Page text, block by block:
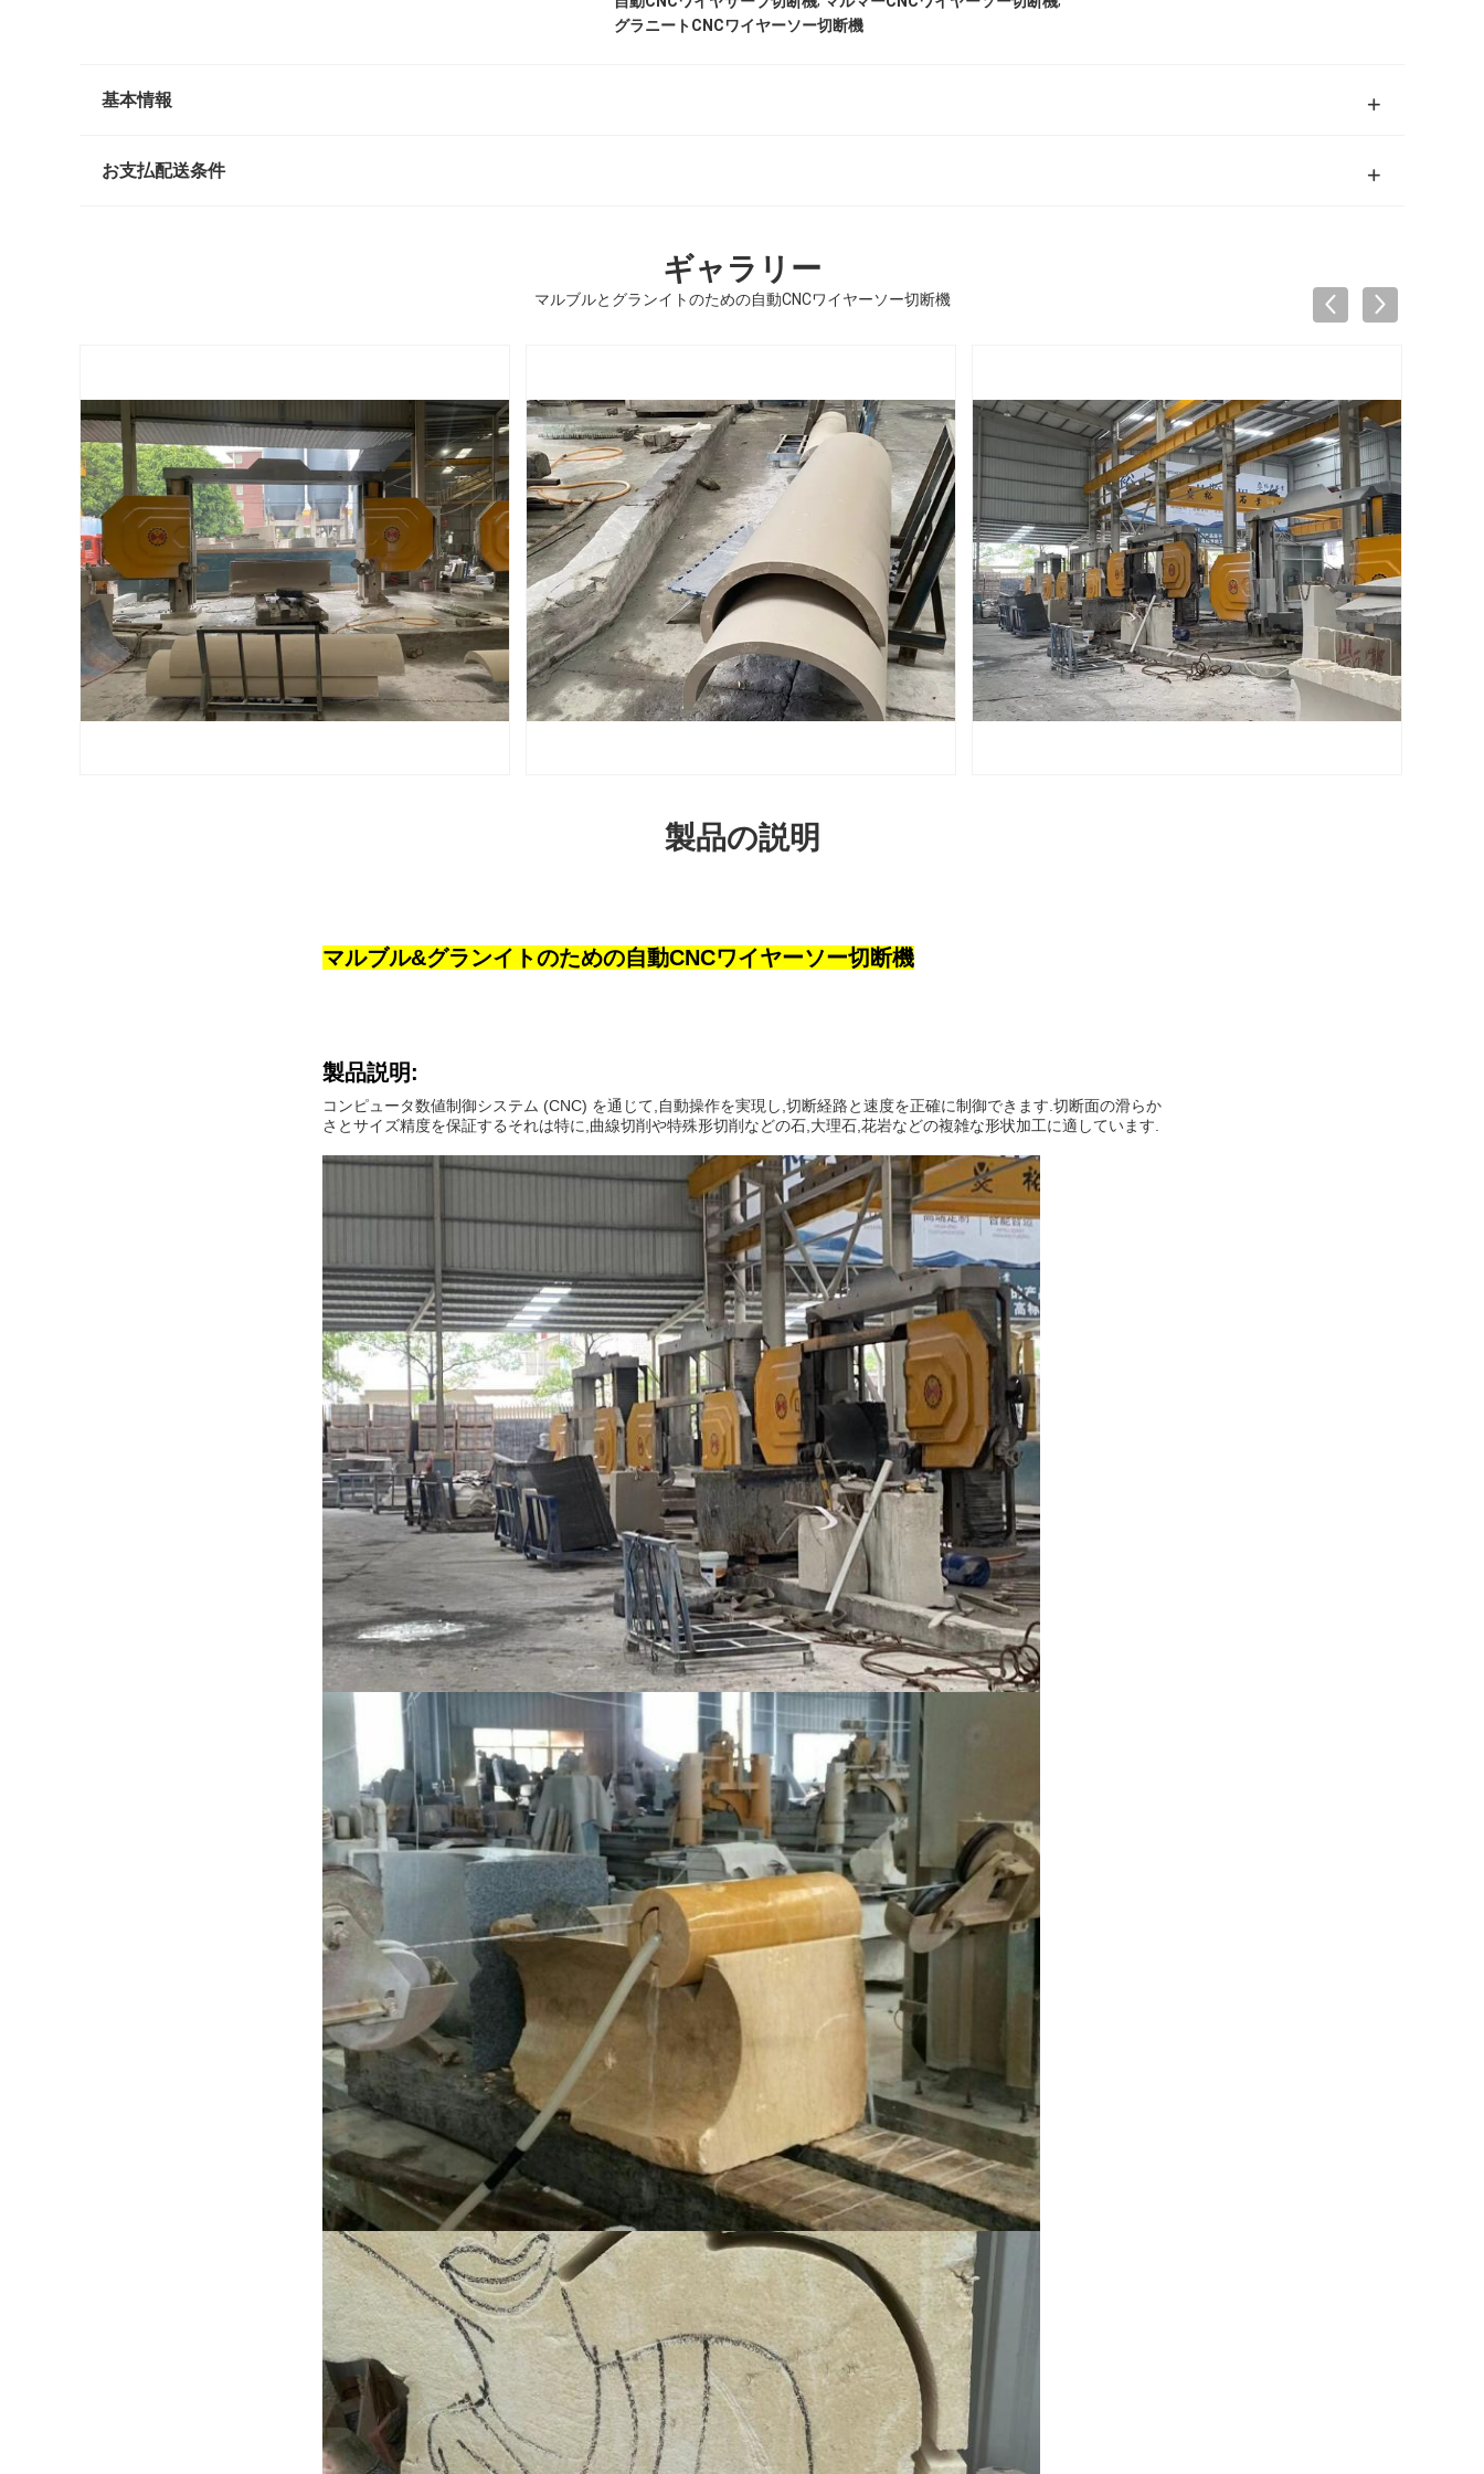
グラニートCNCワイヤーソー切断機
基本情報
お支払配送条件
ギャラリー
マルブルとグランイトのための自動CNCワイヤーソー切断機
製品の説明
マルブル&グランイトのための自動CNCワイヤーソー切断機
製品説明:
コンピュータ数値制御システム (CNC) を通じて,自動操作を実現し,切断経路と速度を正確に制御できます.切断面の滑らか
さとサイズ精度を保証するそれは特に,曲線切削や特殊形切削などの石,大理石,花岩などの複雑な形状加工に適しています.